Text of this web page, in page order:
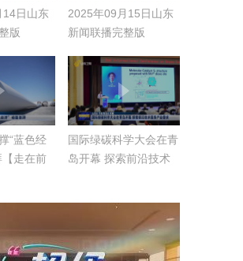
日山东
版
2025年09月15日山东
新闻联播完整版
“蓝色经
【走在前
国际绿碳科学大会在青
岛开幕 探索前沿技术